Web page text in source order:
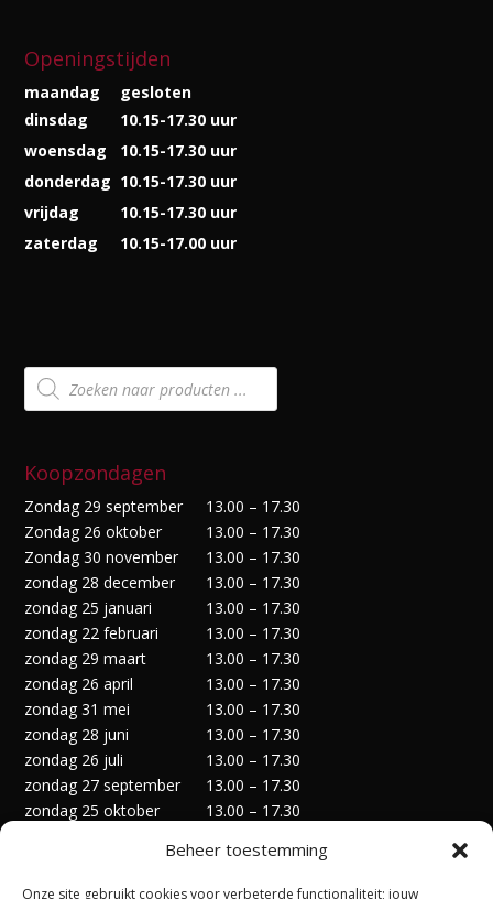
Beheer toestemming
Onze site gebruikt cookies voor verbeterde functionaliteit; jouw
Openingstijden
maandag
gesloten
dinsdag
10.15-17.30 uur
woensdag
10.15-17.30 uur
donderdag 10.15-17.30 uur
vrijdag
10.15-17.30 uur
zaterdag
10.15-17.00 uur
Producten
zoeken
Koopzondagen
Zondag 29 september
13.00 – 17.30
Zondag 26 oktober
13.00 – 17.30
Zondag 30 november
13.00 – 17.30
zondag 28 december
13.00 – 17.30
zondag 25 januari
13.00 – 17.30
zondag 22 februari
13.00 – 17.30
zondag 29 maart
13.00 – 17.30
zondag 26 april
13.00 – 17.30
zondag 31 mei
13.00 – 17.30
zondag 28 juni
13.00 – 17.30
zondag 26 juli
13.00 – 17.30
zondag 27 september
13.00 – 17.30
zondag 25 oktober
13.00 – 17.30
zondag 27 december
13.00 – 17.30